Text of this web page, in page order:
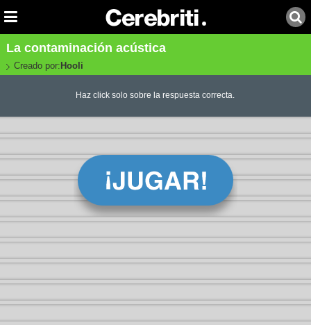
La contaminación acústica
Creado por: Hooli
Haz click solo sobre la respuesta correcta.